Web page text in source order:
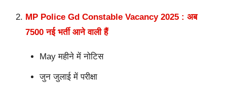
MP Police Gd Constable Vacancy 2025 : अब
7500 नई भर्ती आने वाली हैं
May महीने में नोटिस
जुन जुलाई में परीक्षा